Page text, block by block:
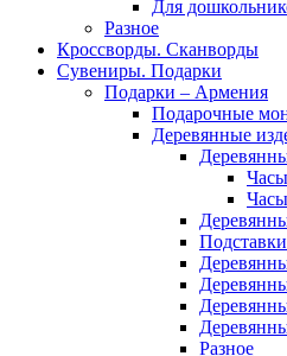
Для
Разное
Кроссворды. Сканворды
Сувениры. Подарки
Подарки – Армения
Подарочные
Деревянные
Разное